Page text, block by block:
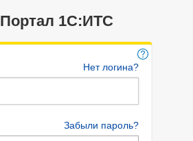
Портал 1C:ИТС
Нет логина?
Забыли пароль?